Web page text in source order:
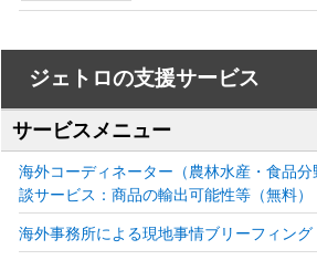
ジェトロの支援サービス
サービスメニュー
海外コーディネーター（農林水産・食品
談サービス：商品の輸出可能性等（無料）
海外事務所による現地事情ブリーフィング